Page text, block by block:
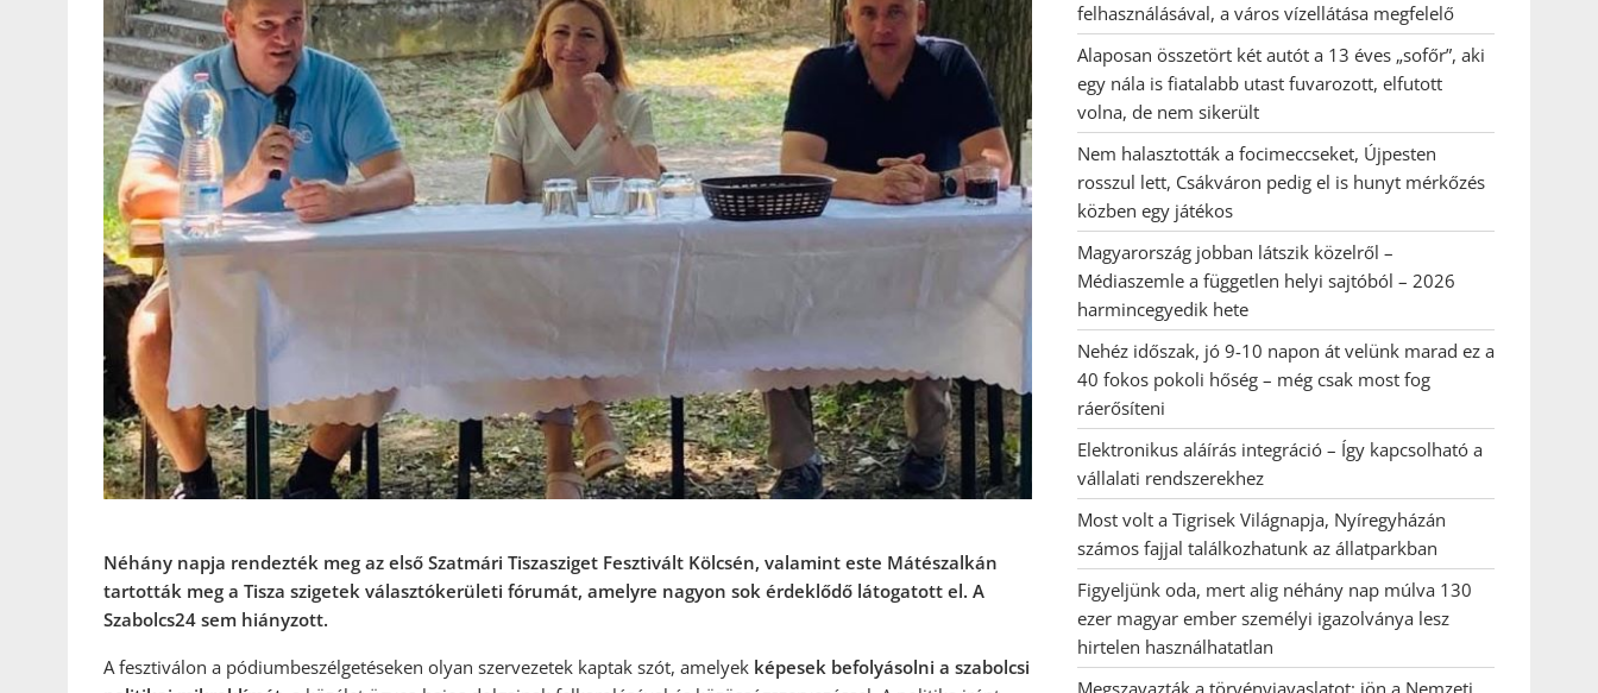
Néhány napja rendezték meg az első Szatmári Tiszasziget Fesztivált Kölcsén, valamint este Mátészalkán
tartották meg a Tisza szigetek választókerületi fórumát, amelyre nagyon sok érdeklődő látogatott el. A
Szabolcs24 sem hiányzott.
A fesztiválon a pódiumbeszélgetéseken olyan szervezetek kaptak szót, amelyek képesek befolyásolni a szabolcsi
felhasználásával, a város vízellátása megfelelő
Alaposan összetört két autót a 13 éves „sofőr”, aki
egy nála is fiatalabb utast fuvarozott, elfutott
volna, de nem sikerült
Nem halasztották a focimeccseket, Újpesten
rosszul lett, Csákváron pedig el is hunyt mérkőzés
közben egy játékos
Magyarország jobban látszik közelről –
Médiaszemle a független helyi sajtóból – 2026
harmincegyedik hete
Nehéz időszak, jó 9-10 napon át velünk marad ez a
40 fokos pokoli hőség – még csak most fog
ráerősíteni
Elektronikus aláírás integráció – Így kapcsolható a
vállalati rendszerekhez
Most volt a Tigrisek Világnapja, Nyíregyházán
számos fajjal találkozhatunk az állatparkban
Figyeljünk oda, mert alig néhány nap múlva 130
ezer magyar ember személyi igazolványa lesz
hirtelen használhatatlan
Megszavazták a törvényjavaslatot: jön a Nemzeti